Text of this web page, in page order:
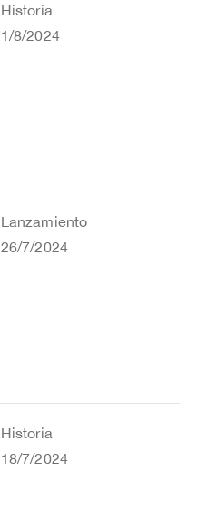
Historia
1/8/2024
Lanzamiento
26/7/2024
Historia
18/7/2024